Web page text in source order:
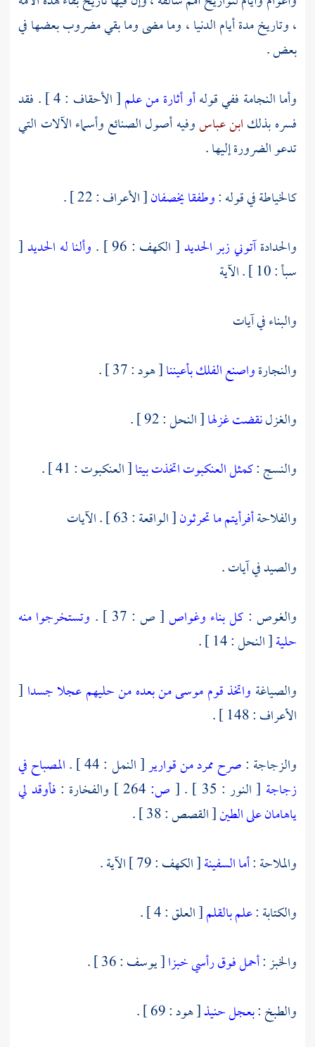
، وتاريخ مدة أيام الدنيا ، وما مضى وما بقي مضروب بعضها في
بعض .
وأما النجامة ففي قولهأو أثارة من علم
[ الأحقاف : 4 ] . فقد
فسره بذلكابن عباسوفيه أصول الصنائع وأسماء الآلات التي
تدعو الضرورة إليها .
كالخياطة في قوله :وطفقا يخصفان[ الأعراف : 22 ] .
والحدادةآتوني زبر الحديد[ الكهف : 96 ] . وألنا له الحديد[
سبأ : 10 ] . الآية
والبناء في آيات
والنجارةواصنع الفلك بأعيننا[ هود : 37 ] .
والغزلنقضت غزلها[ النحل : 92 ] .
والنسج :كمثل العنكبوت اتخذت بيتا[ العنكبوت : 41 ] .
والفلاحةأفرأيتم ما تحرثون[ الواقعة : 63 ] . الآيات
والصيد في آيات .
والغوص : كل بناء وغواص[ ص : 37 ] .
وتستخرجوا منه
حلية[ النحل : 14 ] .
والصياغة واتخذ قوم موسى من بعده من حليهم عجلا جسدا [
الأعراف : 148 ] .
والزجاجة :صرح ممرد من قوارير[ النمل : 44 ] .
المصباح في
زجاجة [ النور : 35 ] . [ ص: والفخارة : فأوقد لي
ياهامان على الطين[ القصص : 38 ] .
والملاحة :أما السفينة[ الكهف : 79 ] الآية .
والكتابة :علم بالقلم[ العلق : 4 ] .
والخبز :أحمل فوق رأسي خبزا[ يوسف : 36 ] .
والطبخ :بعجل حنيذ[ هود : 69 ] .